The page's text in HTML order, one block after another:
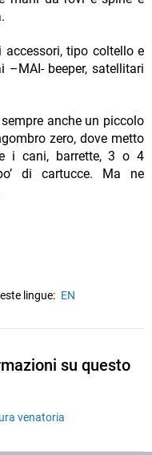
tipo coltello e
–MAI- beeper, satellitari
anche un piccolo
zero, dove metto
i cani, barrette, 3 o 4
di cartucce. Ma ne
lingue: EN
su questo
venatoria